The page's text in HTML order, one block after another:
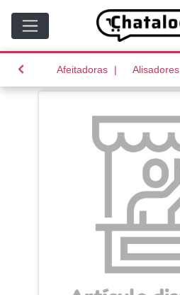
Afeitadoras (current)Alisadores